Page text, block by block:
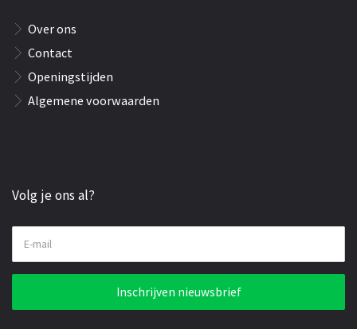
Over ons
Contact
Openingstijden
Algemene voorwaarden
Volg je ons al?
E-mail
Inschrijven nieuwsbrief